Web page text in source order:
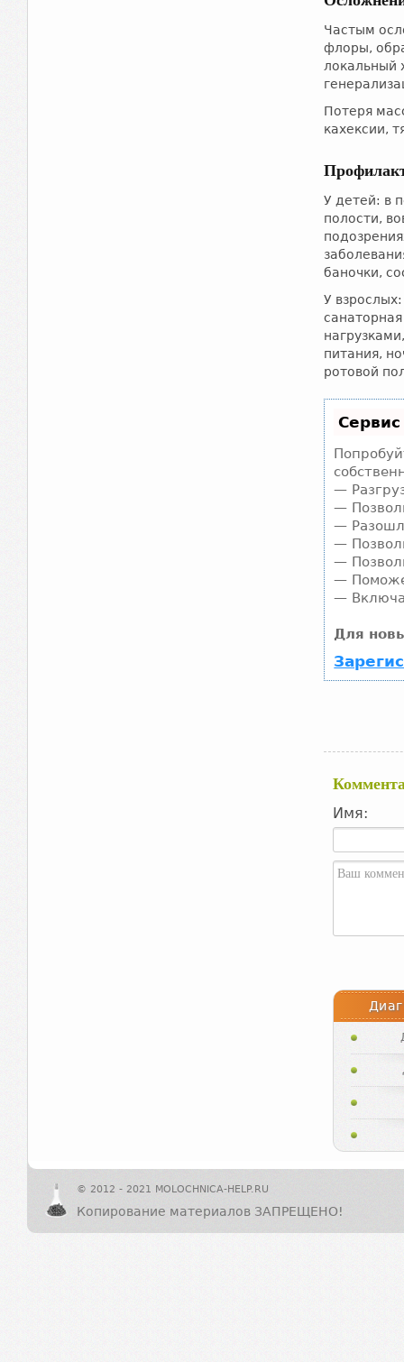
Частым
флоры,
локальный
Потеря
кахексии,
У детей: в
полости,
баночки,
У
питания,
ротовой
—
—
—
—
—
—
—
Для
Имя:
© 2012 - 2021 MOLOCHNICA-HELP.RU
Копирование материалов ЗАПРЕЩЕНО!